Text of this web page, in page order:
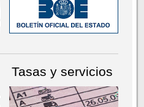
Tasas y servicios